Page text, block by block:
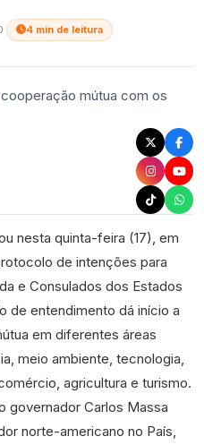
4 min de leitura
nesta quinta-feira (17), em
de intenções para
e Consulados dos Estados
de entendimento dá início a
em diferentes áreas
meio ambiente, tecnologia,
agricultura e turismo.
governador Carlos Massa
norte-americano no País,